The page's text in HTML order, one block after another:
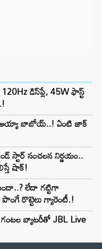
డిస్‌ప్లే, 45W ఫాస్ట్
అయ్యా బాబోయ్..! ఏంటి జాక్
స్టార్ సంచలన నిర్ణయం..
షాక్!
లేదా గట్టిగా
రొట్టెలు గ్యారెంటీ.!
గంటల బ్యాటరీతో JBL Live